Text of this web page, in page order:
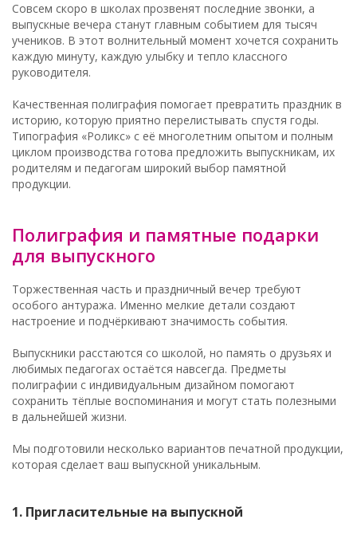
Совсем скоро в школах прозвенят последние звонки, а
выпускные вечера станут главным событием для тысяч
учеников. В этот волнительный момент хочется сохранить
каждую минуту, каждую улыбку и тепло классного
руководителя.
Качественная полиграфия помогает превратить праздник в
историю, которую приятно перелистывать спустя годы.
Типография «Роликс» с её многолетним опытом и полным
циклом производства готова предложить выпускникам, их
родителям и педагогам широкий выбор памятной
продукции.
Полиграфия и памятные подарки
для выпускного
Торжественная часть и праздничный вечер требуют
особого антуража. Именно мелкие детали создают
настроение и подчёркивают значимость события.
Выпускники расстаются со школой, но память о друзьях и
любимых педагогах остаётся навсегда. Предметы
полиграфии с индивидуальным дизайном помогают
сохранить тёплые воспоминания и могут стать полезными
в дальнейшей жизни.
Мы подготовили несколько вариантов печатной продукции,
которая сделает ваш выпускной уникальным.
1. Пригласительные на выпускной